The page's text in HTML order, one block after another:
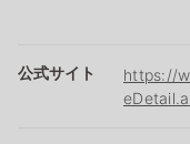
公式サイト
https://